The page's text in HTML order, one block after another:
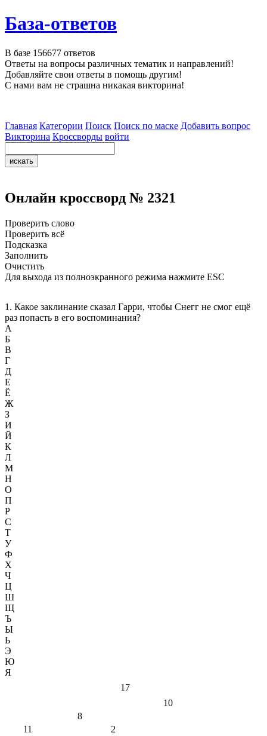
База-ответов
В базе 156677 ответов
Ответы на вопросы различных тематик и направлений!
Добавляйте свои ответы в помощь другим!
С нами вам не страшна никакая викторина!
Главная Категории Поиск Поиск по маске Добавить вопрос
Викторина Кроссворды войти
Онлайн кроссворд № 2321
Проверить слово
Проверить всё
Подсказка
Заполнить
Очистить
Для выхода из полноэкранного режима нажмите ESC
1. Какое заклинание сказал Гарри, чтобы Снегг не смог ещё
раз попасть в его воспоминания?
А
Б
В
Г
Д
Е
Ё
Ж
З
И
Й
К
Л
М
Н
О
П
Р
С
Т
У
Ф
Х
Ч
Ц
Ш
Щ
Ъ
Ы
Ь
Э
Ю
Я
17
10
8
11
2